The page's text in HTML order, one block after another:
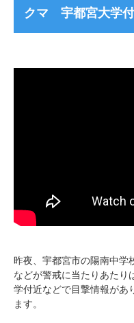
クマ 宇都宮大学
昨夜、宇都宮市の陽南中学
などが警戒に当たりあたり
学付近などで目撃情報があ
ます。